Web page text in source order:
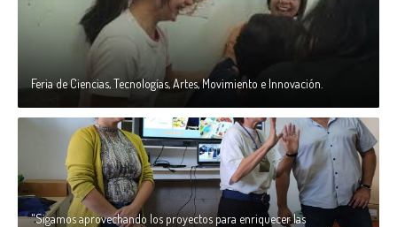
Feria de Ciencias, Tecnologías, Artes, Movimiento e Innovación.
"Sigamos aprovechando los proyectos para enriquecer las